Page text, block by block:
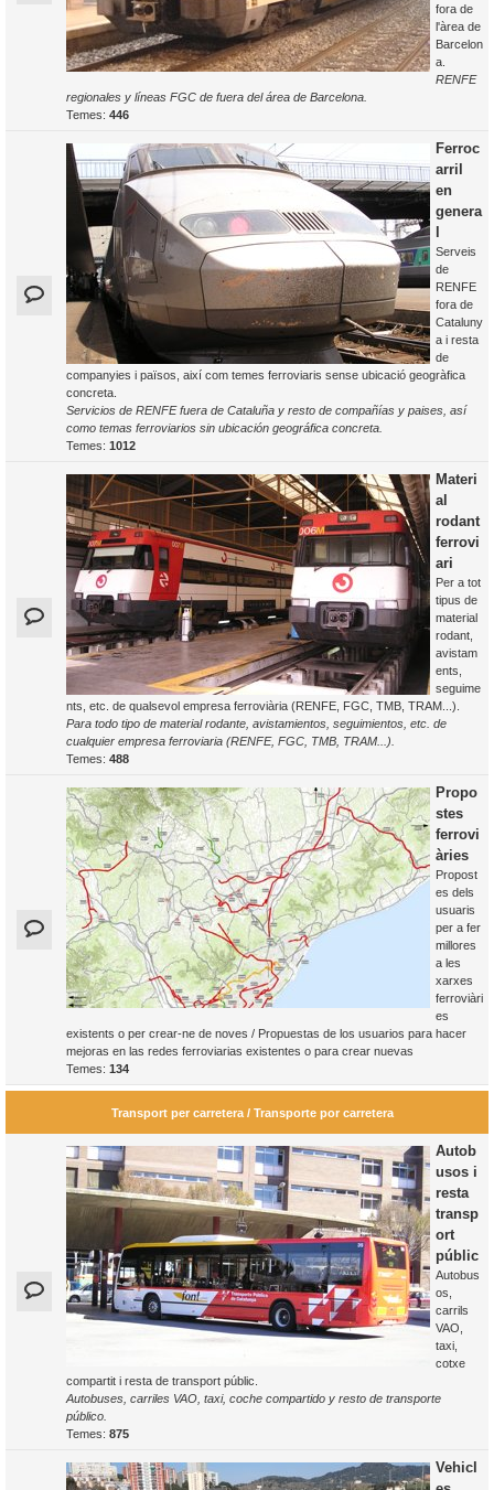
fora de
l'àrea de
Barcelon
a.
RENFE
regionales y líneas FGC de fuera del área de Barcelona.
Temes: 446
Ferroc
arril
en
genera
l
Serveis
de
RENFE
fora de
Cataluny
a i resta
de
companyies i països, així com temes ferroviaris sense ubicació geogràfica
concreta.
Servicios de RENFE fuera de Cataluña y resto de compañías y paises, así
como temas ferroviarios sin ubicación geográfica concreta.
Temes: 1012
Materi
al
rodant
ferrovi
ari
Per a tot
tipus de
material
rodant,
avistam
ents,
seguime
nts, etc. de qualsevol empresa ferroviària (RENFE, FGC, TMB, TRAM...).
Para todo tipo de material rodante, avistamientos, seguimientos, etc. de
cualquier empresa ferroviaria (RENFE, FGC, TMB, TRAM...).
Temes: 488
Propo
stes
ferrovi
àries
Propost
es dels
usuaris
per a fer
millores
a les
xarxes
ferroviàri
es
existents o per crear-ne de noves / Propuestas de los usuarios para hacer
mejoras en las redes ferroviarias existentes o para crear nuevas
Temes: 134
Transport per carretera / Transporte por carretera
Autob
usos i
resta
transp
ort
públic
Autobus
os,
carrils
VAO,
taxi,
cotxe
compartit i resta de transport públic.
Autobuses, carriles VAO, taxi, coche compartido y resto de transporte
público.
Temes: 875
Vehicl